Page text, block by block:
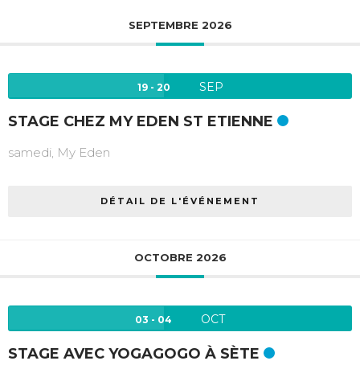
SEPTEMBRE 2026
19 - 20 SEP
STAGE CHEZ MY EDEN ST ETIENNE
samedi, My Eden
DÉTAIL DE L'ÉVÉNEMENT
OCTOBRE 2026
03 - 04 OCT
STAGE AVEC YOGAGOGO À SÈTE